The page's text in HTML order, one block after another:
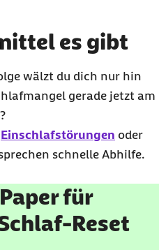
es gibt
wälzt du dich nur hin
gerade jetzt am
Einschlafstörungen oder
schnelle Abhilfe.
für
Reset